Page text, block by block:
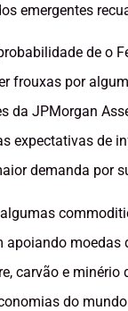
emergentes
de o
frouxas por
da JPMorgan
expectativas de
demanda por
apoiando moedas
carvão e
do